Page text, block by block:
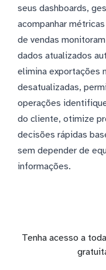
seus dashboards,
acompanhar
de vendas
dados atualizados
elimina exportações
desatualizadas,
operações
do cliente, otimize
decisões rápidas
sem depender de
informações.
Tenha acesso a